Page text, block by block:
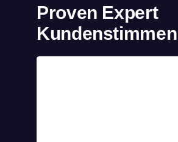
Proven Expert
Kundenstimmen